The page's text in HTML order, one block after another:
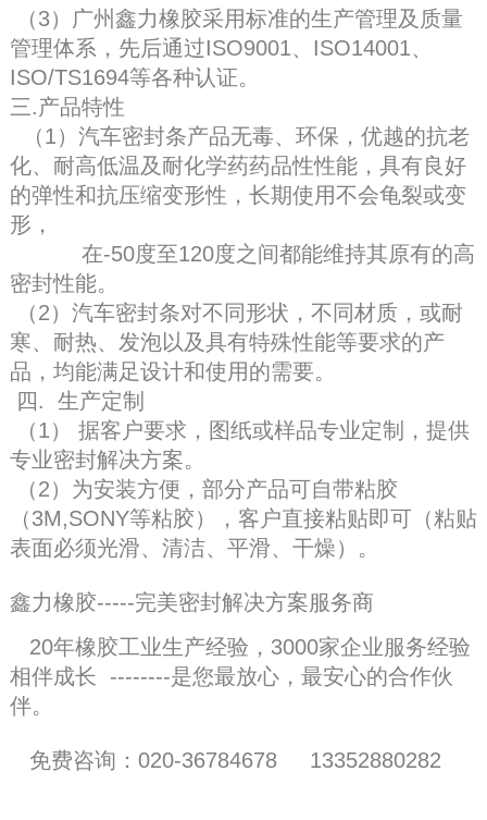
（3）广州鑫力橡胶采用标准的生产管理及质量
管理体系，先后通过ISO9001、ISO14001、
ISO/TS1694等各种认证。
三.产品特性
（1） 汽车密封条产品无毒、环保，优越的抗老
化、耐高低温及耐化学药药品性性能，具有良好
的弹性和抗压缩变形性，长期使用不会龟裂或变
形，
在-50度至120度之间都能维持其原有的高
密封性能。
（2） 汽车密封条对不同形状，不同材质，或耐
寒、耐热、发泡以及具有特殊性能等要求的产
品，均能满足设计和使用的需要。
四. 生产定制
（1） 据客户要求，图纸或样品专业定制，提供
专业密封解决方案。
（2）为安装方便，部分产品可自带粘胶
（3M,SONY等粘胶），客户直接粘贴即可（粘贴
表面必须光滑、清洁、平滑、干燥）。
鑫力橡胶-----完美密封解决方案服务商
20年橡胶工业生产经验，3000家企业服务经验
相伴成长 --------是您最放心，最安心的合作伙
伴。
免费咨询：020-36784678 13352880282